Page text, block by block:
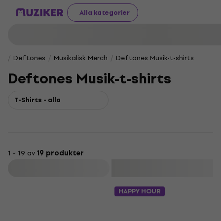
Alla kategorier
Deftones Musikalisk Merch Deftones Musik-t-shirts
Deftones Musik-t-shirts
T-Shirts - alla
1 - 19 av19 produkter
HAPPY HOUR